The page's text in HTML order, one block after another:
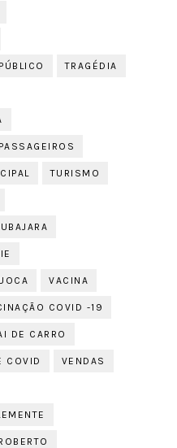
TRAGÉDIA
TURISMO
UBAJARA
VACINA
COVID -19
DE CARRO
COVID VENDAS